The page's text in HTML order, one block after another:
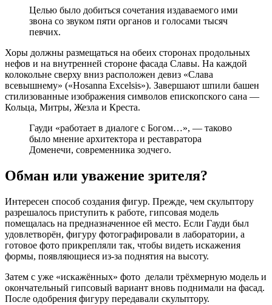
Целью было добиться сочетания издаваемого ими
звона со звуком пяти органов и голосами тысяч
певчих.
Хоры должны размещаться на обеих сторонах продольных
нефов и на внутренней стороне фасада Славы. На каждой
колокольне сверху вниз расположен девиз «Слава
всевышнему» («Hosanna Excelsis»). Завершают шпили башен
стилизованные изображения символов епископского сана —
Кольца, Митры, Жезла и Креста.
Гауди «работает в диалоге с Богом…», — таково
было мнение архитектора и реставратора
Доменечи, современника зодчего.
Обман или уважение зрителя?
Интересен способ создания фигур. Прежде, чем скульптору
разрешалось приступить к работе, гипсовая модель
помещалась на предназначенное ей место. Если Гауди был
удовлетворён, фигуру фотографировали в лаборатории, а
готовое фото прикрепляли так, чтобы видеть искажения
формы, появляющиеся из-за поднятия на высоту.
Затем с уже «искажённых» фото делали трёхмерную модель и
окончательный гипсовый вариант вновь поднимали на фасад.
После одобрения фигуру передавали скульптору.